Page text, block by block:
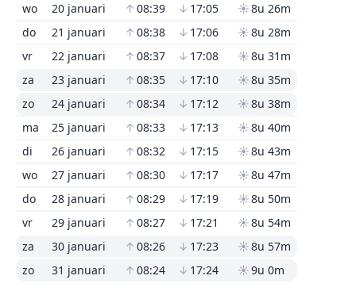
wo
20 januari ↑ 08:39 ↓ 17:05 ☀8u 26m
do
21 januari ↑ 08:38 ↓ 17:06 ☀8u 28m
vr
22 januari ↑ 08:37 ↓ 17:08 ☀8u 31m
za
23 januari ↑ 08:35 ↓ 17:10 ☀8u 35m
zo
24 januari ↑ 08:34 ↓ 17:12 ☀8u 38m
ma
25 januari ↑ 08:33 ↓ 17:13 ☀8u 40m
di
26 januari ↑ 08:32 ↓ 17:15 ☀8u 43m
wo
27 januari ↑ 08:30 ↓ 17:17 ☀8u 47m
do
28 januari ↑ 08:29 ↓ 17:19 ☀8u 50m
vr
29 januari ↑ 08:27 ↓ 17:21 ☀8u 54m
za
30 januari ↑ 08:26 ↓ 17:23 ☀8u 57m
zo
31 januari ↑ 08:24 ↓ 17:24 ☀9u 0m